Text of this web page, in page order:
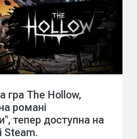
гра The Hollow,
романі
тепер доступна на
Steam.